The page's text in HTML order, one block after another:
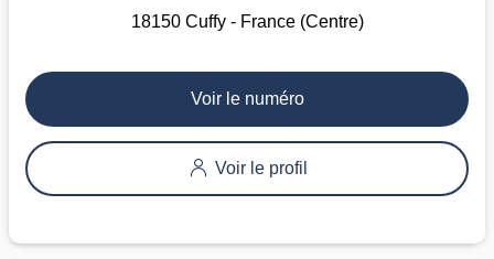
18150 Cuffy - France (Centre)
Voir le numéro
Voir le profil